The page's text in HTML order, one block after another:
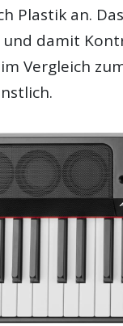
Plastik an.
und damit
Vergleich